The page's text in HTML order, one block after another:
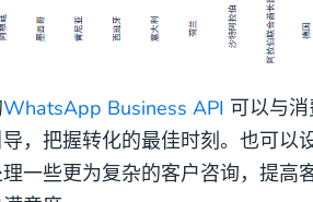
WhatsApp Business API 可以与
，把握转化的最佳时刻。也可以
一些更为复杂的客户咨询，提高